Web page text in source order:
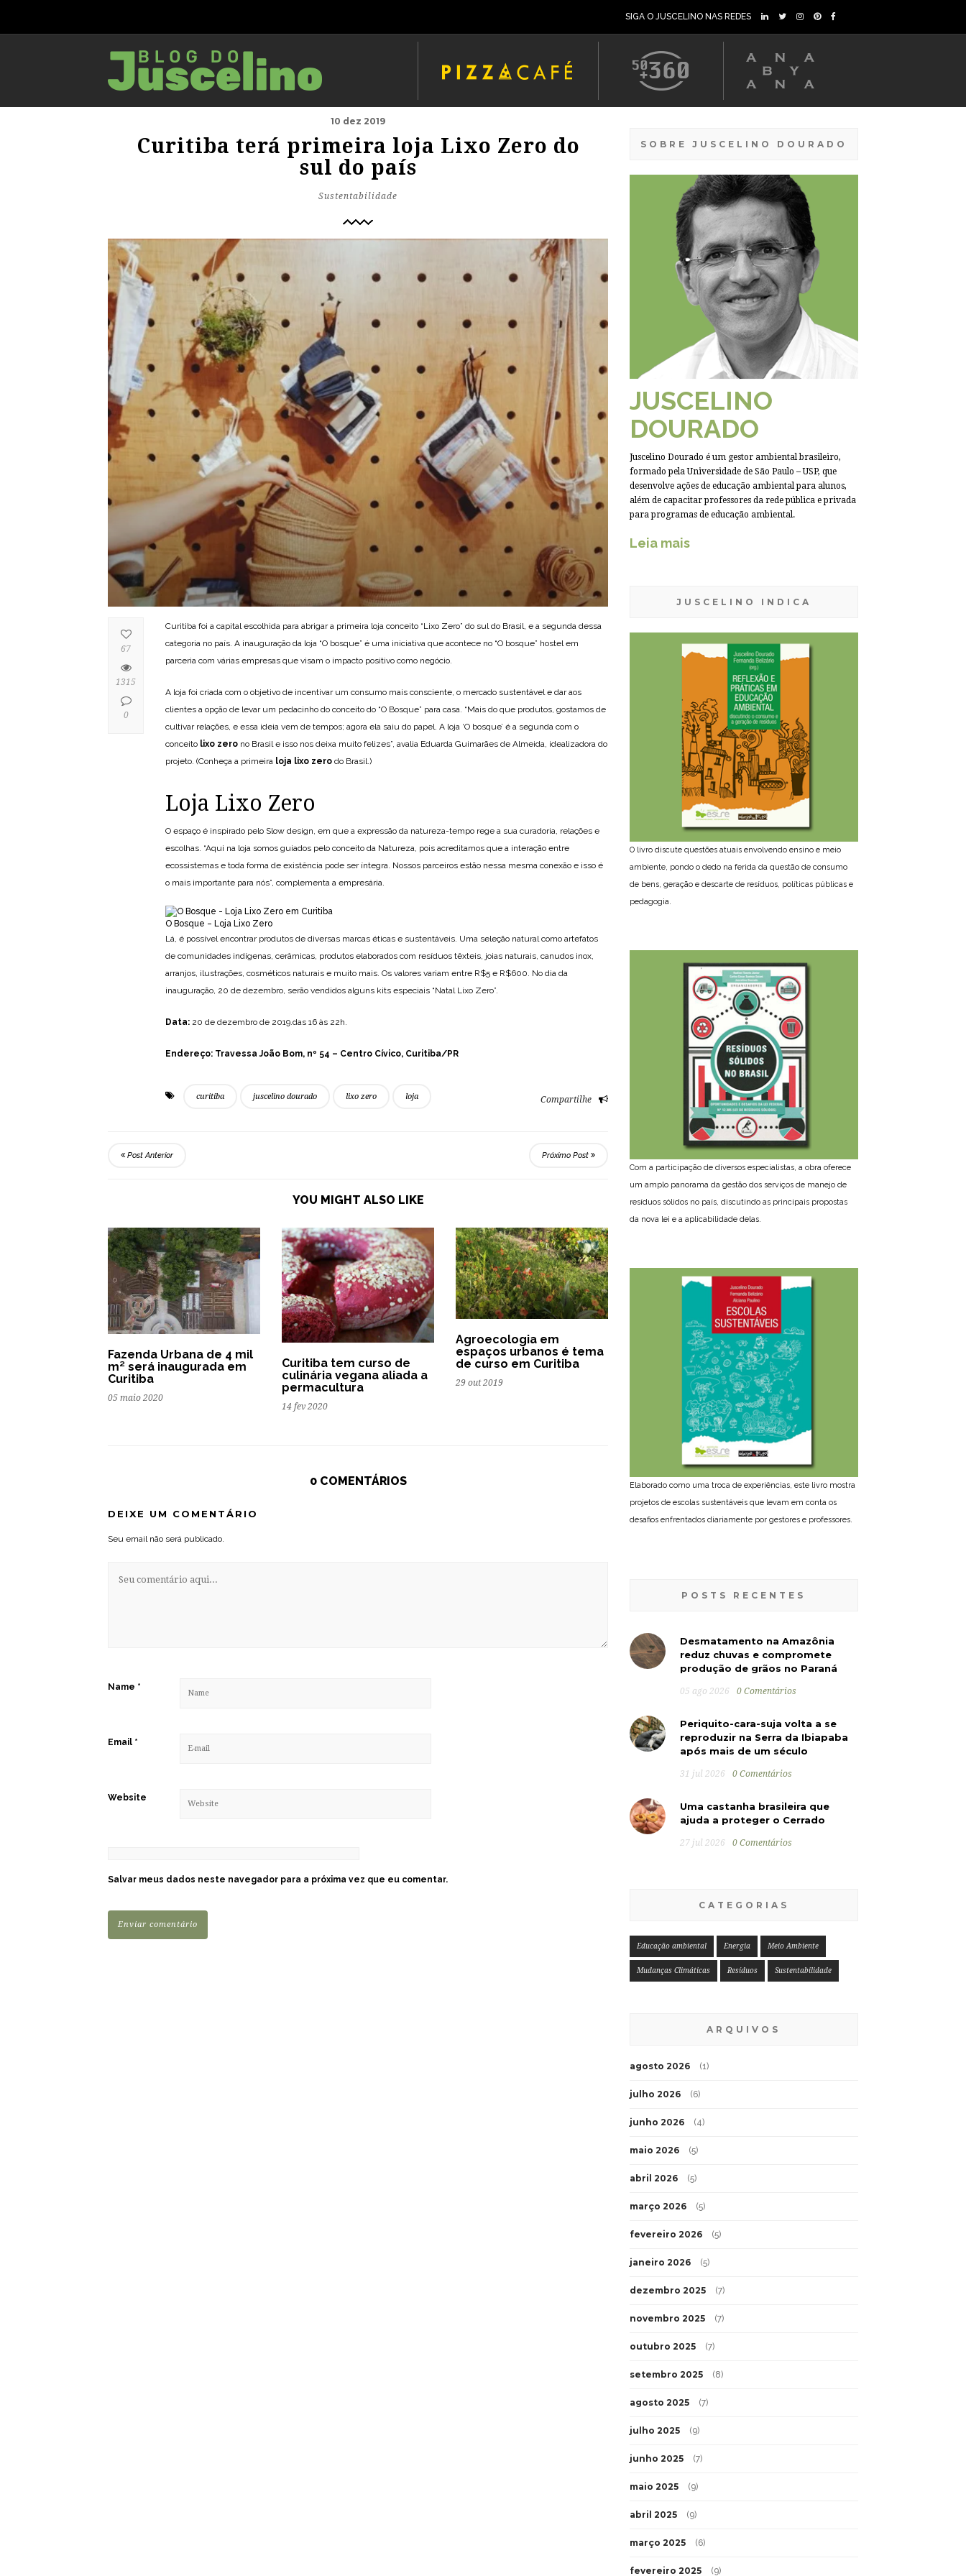
SIGA O JUSCELINO NAS REDES
10 dez 2019
Curitiba terá primeira loja Lixo Zero do
sul do país
Sustentabilidade
Curitiba foi a capital escolhida para abrigar a primeira loja conceito “Lixo Zero” do sul do Brasil, e a segunda dessa
categoria no país. A inauguração da loja “O bosque” é uma iniciativa que acontece no “O bosque” hostel em
parceria com várias empresas que visam o impacto positivo como negócio.
A loja foi criada com o objetivo de incentivar um consumo mais consciente, o mercado sustentável e dar aos
clientes a opção de levar um pedacinho do conceito do “O Bosque” para casa. “Mais do que produtos, gostamos de
cultivar relações, e essa ideia vem de tempos; agora ela saiu do papel. A loja ‘O bosque’ é a segunda com o
conceito lixo zero no Brasil e isso nos deixa muito felizes”, avalia Eduarda Guimarães de Almeida, idealizadora do
projeto. (Conheça a primeira loja lixo zero do Brasil.)
Loja Lixo Zero
O espaço é inspirado pelo Slow design, em que a expressão da natureza-tempo rege a sua curadoria, relações e
escolhas. “Aqui na loja somos guiados pelo conceito da Natureza, pois acreditamos que a interação entre
ecossistemas e toda forma de existência pode ser íntegra. Nossos parceiros estão nessa mesma conexão e isso é
o mais importante para nós”, complementa a empresária.
O Bosque – Loja Lixo Zero
Lá, é possível encontrar produtos de diversas marcas éticas e sustentáveis. Uma seleção natural como artefatos
de comunidades indígenas, cerâmicas, produtos elaborados com resíduos têxteis, joias naturais, canudos inox,
arranjos, ilustrações, cosméticos naturais e muito mais. Os valores variam entre R$5 e R$600. No dia da
inauguração, 20 de dezembro, serão vendidos alguns kits especiais “Natal Lixo Zero”.
Data: 20 de dezembro de 2019.das 16 às 22h.
Endereço: Travessa João Bom, nº 54 – Centro Cívico, Curitiba/PR
curitiba juscelino dourado lixo zero loja Compartilhe
67
1315
0
Post Anterior Próximo Post
YOU MIGHT ALSO LIKE
Fazenda Urbana de 4 mil
m² será inaugurada em
Curitiba
05 maio 2020
Curitiba tem curso de
culinária vegana aliada a
permacultura
14 fev 2020
Agroecologia em
espaços urbanos é tema
de curso em Curitiba
29 out 2019
0 COMENTÁRIOS
DEIXE UM COMENTÁRIO
Seu email não será publicado.
Name *
Email *
Website
Salvar meus dados neste navegador para a próxima vez que eu comentar.
SOBRE JUSCELINO DOURADO
JUSCELINO
DOURADO
Juscelino Dourado é um gestor ambiental brasileiro,
formado pela Universidade de São Paulo – USP, que
desenvolve ações de educação ambiental para alunos,
além de capacitar professores da rede pública e privada
para programas de educação ambiental.
Leia mais
JUSCELINO INDICA
O livro discute questões atuais envolvendo ensino e meio
ambiente, pondo o dedo na ferida da questão de consumo
de bens, geração e descarte de resíduos, políticas públicas e
pedagogia.
Com a participação de diversos especialistas, a obra oferece
um amplo panorama da gestão dos serviços de manejo de
resíduos sólidos no país, discutindo as principais propostas
da nova lei e a aplicabilidade delas.
Elaborado como uma troca de experiências, este livro mostra
projetos de escolas sustentáveis que levam em conta os
desafios enfrentados diariamente por gestores e professores.
POSTS RECENTES
Desmatamento na Amazônia
reduz chuvas e compromete
produção de grãos no Paraná
05 ago 2026 0 Comentários
Periquito-cara-suja volta a se
reproduzir na Serra da Ibiapaba
após mais de um século
31 jul 2026 0 Comentários
Uma castanha brasileira que
ajuda a proteger o Cerrado
27 jul 2026 0 Comentários
CATEGORIAS
Educação ambiental Energia Meio Ambiente
Mudanças Climáticas Resíduos Sustentabilidade
ARQUIVOS
agosto 2026 (1)
julho 2026 (6)
junho 2026 (4)
maio 2026 (5)
abril 2026 (5)
março 2026 (5)
fevereiro 2026 (5)
janeiro 2026 (5)
dezembro 2025 (7)
novembro 2025 (7)
outubro 2025 (7)
setembro 2025 (8)
agosto 2025 (7)
julho 2025 (9)
junho 2025 (7)
maio 2025 (9)
abril 2025 (9)
março 2025 (6)
fevereiro 2025 (9)